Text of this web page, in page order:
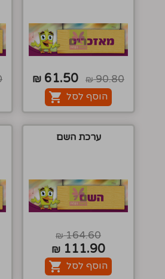
90.80
₪
61.50
₪
הוסף לסל
ערכת השם
164.60
₪
111.90
₪
הוסף לסל